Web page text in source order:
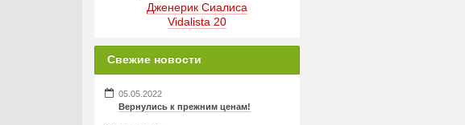
Дженерик Сиалиса
Vidalista 20
Свежие новости
05.05.2022
Вернулись к прежним ценам!